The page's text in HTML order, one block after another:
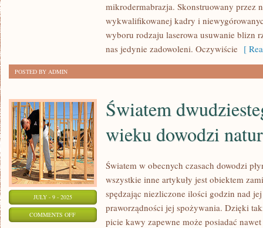
DENTYSTY
EWENTUALNIE
KTÓRZY
BÓLU
SIĘ
NIE
BALI
mikrodermabrazja. Skonstruowany przez
wykwalifikowanej kadry i
wyboru rodzaju laserowa usuwanie blizn
nas jedynie zadowoleni. Oczywiście [
POSTED BY ADMIN
JULY - 9 - 2025
COMMENTS OFFON
Światem
wieku dowodzi
Światem w obecnych czasach dowodzi
wszystkie inne artykuły jest obiektem
spędzając niezliczone ilości godzin nad
praworządności jej spożywania. Dzięki
picie kawy zapewne może posiadać